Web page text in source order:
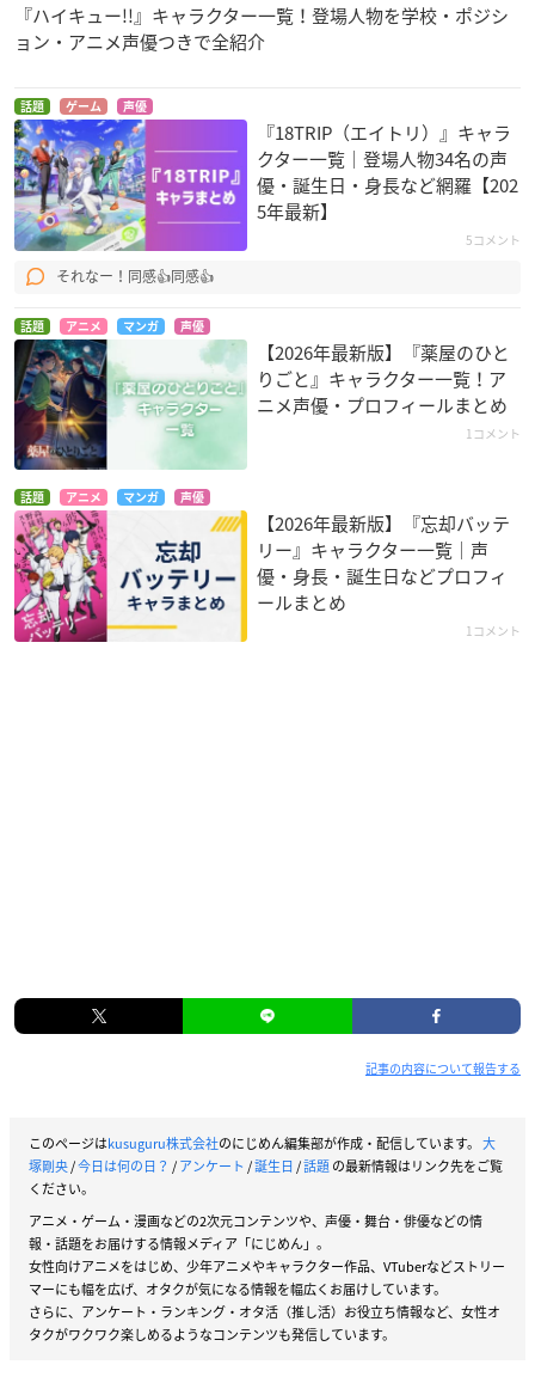
『ハイキュー!!』キャラクター一覧！登場人物を学校・ポジシ
ョン・アニメ声優つきで全紹介
話題 ゲーム 声優
『18TRIP（エイトリ）』キャラ
クター一覧｜登場人物34名の声
優・誕生日・身長など網羅【202
5年最新】
5コメント
それなー！同感👍同感👍
話題 アニメ マンガ 声優
【2026年最新版】『薬屋のひと
りごと』キャラクター一覧！ア
ニメ声優・プロフィールまとめ
1コメント
話題 アニメ マンガ 声優
【2026年最新版】『忘却バッテ
リー』キャラクター一覧｜声
優・身長・誕生日などプロフィ
ールまとめ
1コメント
記事の内容について報告する
このページはkusuguru株式会社のにじめん編集部が作成・配信しています。 大
塚剛央/今日は何の日？ /アンケート /誕生日/話題の最新情報はリンク先をご覧
ください。
アニメ・ゲーム・漫画などの2次元コンテンツや、声優・舞台・俳優などの情
報・話題をお届けする情報メディア「にじめん」。
女性向けアニメをはじめ、少年アニメやキャラクター作品、VTuberなどストリー
マーにも幅を広げ、オタクが気になる情報を幅広くお届けしています。
さらに、アンケート・ランキング・オタ活（推し活）お役立ち情報など、女性オ
タクがワクワク楽しめるようなコンテンツも発信しています。